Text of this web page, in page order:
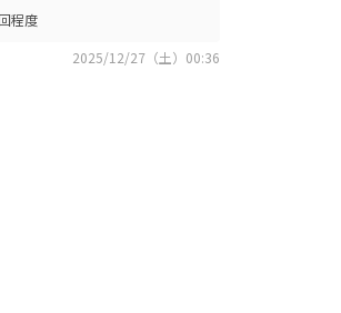
程度
2025/12/27（土）00:36